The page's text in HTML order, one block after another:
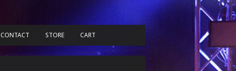
CONTACT STORE CART